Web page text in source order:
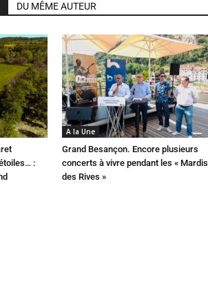
DU MÊME AUTEUR
:
A la Une
Grand Besançon. Encore plusieurs
concerts à vivre pendant les « Mardis
des Rives »